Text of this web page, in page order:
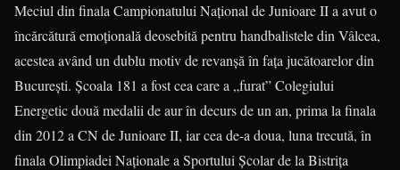
Meciul din finala Campionatului Naţional de Junioare II a avut o
încărcătură emoţională deosebită pentru handbalistele din Vâlcea,
acestea având un dublu motiv de revanşă în faţa jucătoarelor din
Bucureşti. Şcoala 181 a fost cea care a „furat” Colegiului
Energetic două medalii de aur în decurs de un an, prima la finala
din 2012 a CN de Junioare II, iar cea de-a doua, luna trecută, în
finala Olimpiadei Naţionale a Sportului Şcolar de la Bistriţa